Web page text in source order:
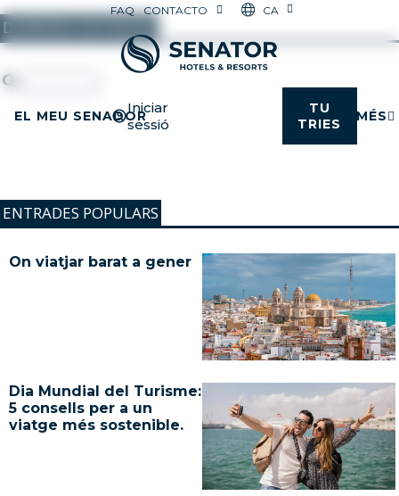
FAQ CONTACTO CA
EL MEU SENADORIniciar
sessió
TU
TRIES
MÉS
DARRERES ENTRADES
ENTRADES POPULARS
On viatjar barat a gener
Dia Mundial del Turisme:
5 consells per a un
viatge més sostenible.